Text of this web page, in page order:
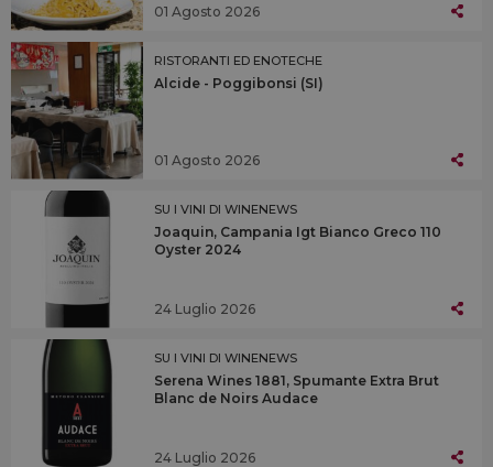
01 Agosto 2026
RISTORANTI ED ENOTECHE
Alcide - Poggibonsi (SI)
01 Agosto 2026
SU I VINI DI WINENEWS
Joaquin, Campania Igt Bianco Greco 110
Oyster 2024
24 Luglio 2026
SU I VINI DI WINENEWS
Serena Wines 1881, Spumante Extra Brut
Blanc de Noirs Audace
24 Luglio 2026